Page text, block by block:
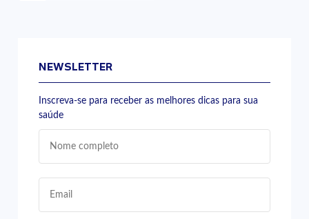
NEWSLETTER
Inscreva-se para receber as melhores dicas para sua
saúde